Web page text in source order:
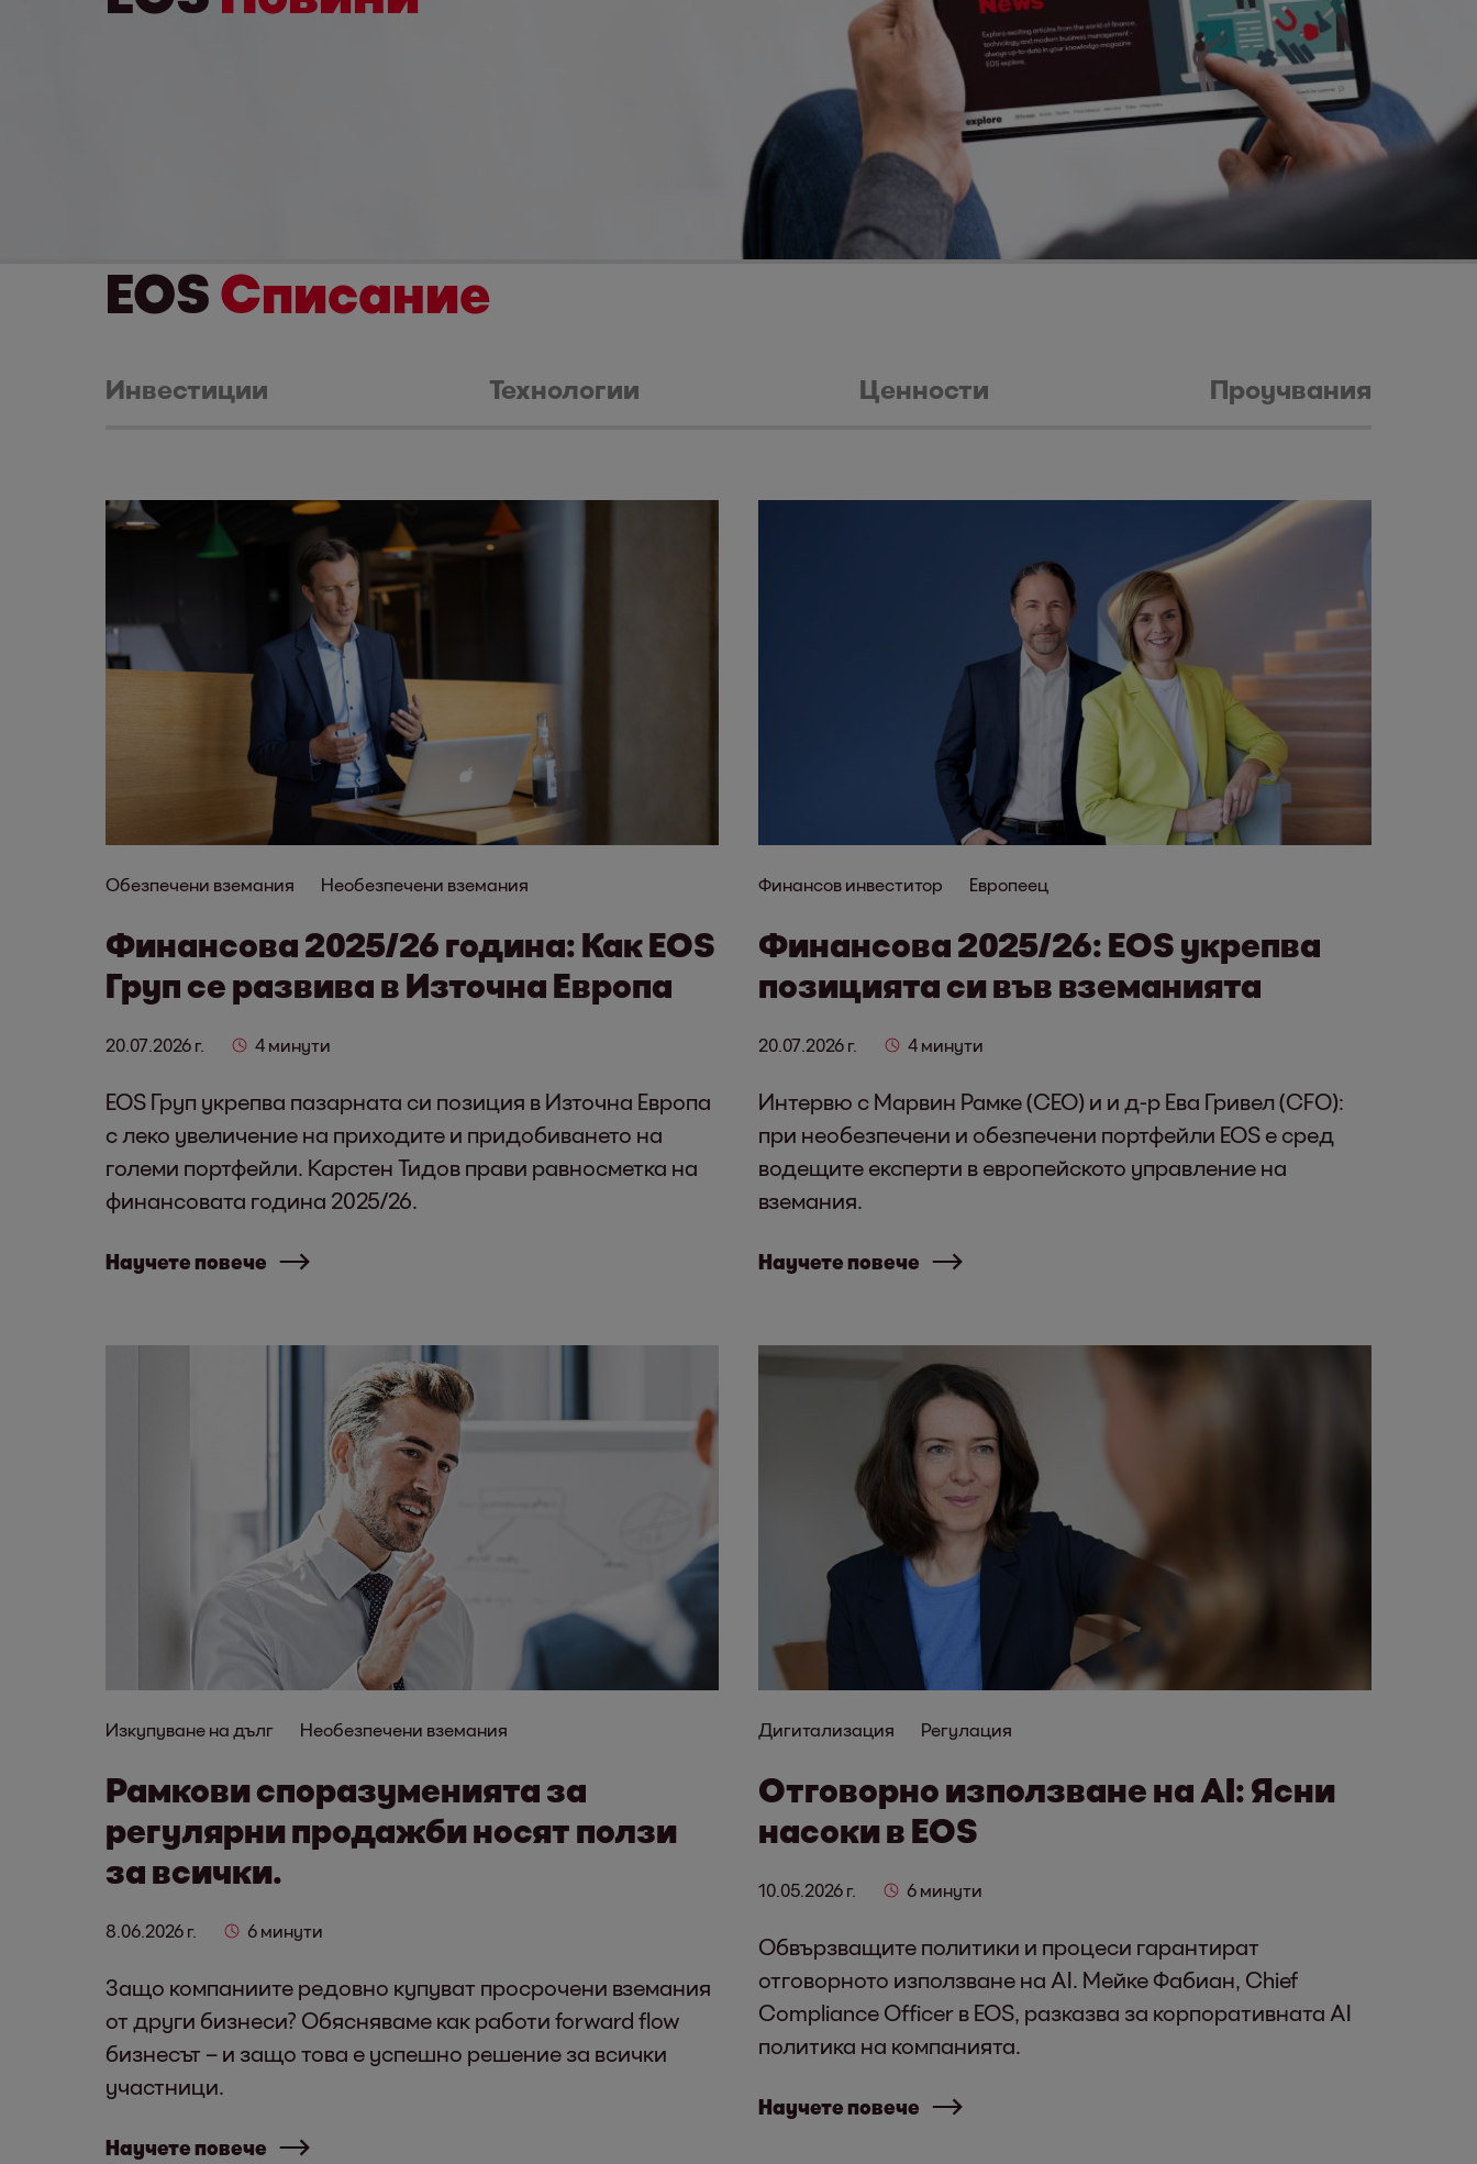
EOSСписание
Инвестиции Технологии Ценности Проучвания
Обезпечени вземания Необезпечени вземания
Финансова 2025/26 година: Как EOS
Груп се развива в Източна Европа
20.07.2026 г. 4 минути
EOS Груп укрепва пазарната си позиция в Източна Европа
с леко увеличение на приходите и придобиването на
големи портфейли. Карстен Тидов прави равносметка на
финансовата година 2025/26.
Научете повече
Финансов инвеститор Европеец
Финансова 2025/26: EOS укрепва
позицията си във вземанията
20.07.2026 г. 4 минути
Интервю с Марвин Рамке (CEO) и и д-р Ева Гривел (CFO):
при необезпечени и обезпечени портфейли EOS е сред
водещите експерти в европейското управление на
вземания.
Научете повече
Изкупуване на дълг Необезпечени вземания
Рамкови споразуменията за
регулярни продажби носят ползи
за всички.
8.06.2026 г. 6 минути
Защо компаниите редовно купуват просрочени вземания
от други бизнеси? Обясняваме как работи forward flow
бизнесът – и защо това е успешно решение за всички
участници.
Научете повече
Дигитализация Регулация
Отговорно използване на AI: Ясни
насоки в EOS
10.05.2026 г. 6 минути
Обвързващите политики и процеси гарантират
отговорното използване на AI. Мейке Фабиан, Chief
Compliance Officer в EOS, разказва за корпоративната AI
политика на компанията.
Научете повече